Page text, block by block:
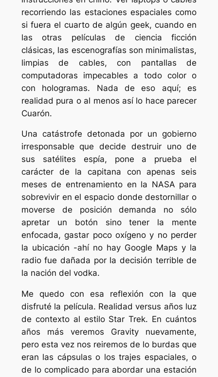
recorriendo las estaciones espaciales como
si fuera el cuarto de algún geek, cuando en
las otras películas de ciencia ficción
clásicas, las escenografías son minimalistas,
limpias de cables, con pantallas de
computadoras impecables a todo color o
con hologramas. Nada de eso aquí; es
realidad pura o al menos así lo hace parecer
Cuarón.
Una catástrofe detonada por un gobierno
irresponsable que decide destruir uno de
sus satélites espía, pone a prueba el
carácter de la capitana con apenas seis
meses de entrenamiento en la NASA para
sobrevivir en el espacio donde destornillar o
moverse de posición demanda no sólo
apretar un botón sino tener la mente
enfocada, gastar poco oxígeno y no perder
la ubicación -ahí no hay Google Maps y la
radio fue dañada por la decisión terrible de
la nación del vodka.
Me quedo con esa reflexión con la que
disfruté la película. Realidad versus años luz
de contexto al estilo Star Trek. En cuántos
años más veremos Gravity nuevamente,
pero esta vez nos reiremos de lo burdas que
eran las cápsulas o los trajes espaciales, o
de lo complicado para abordar una estación